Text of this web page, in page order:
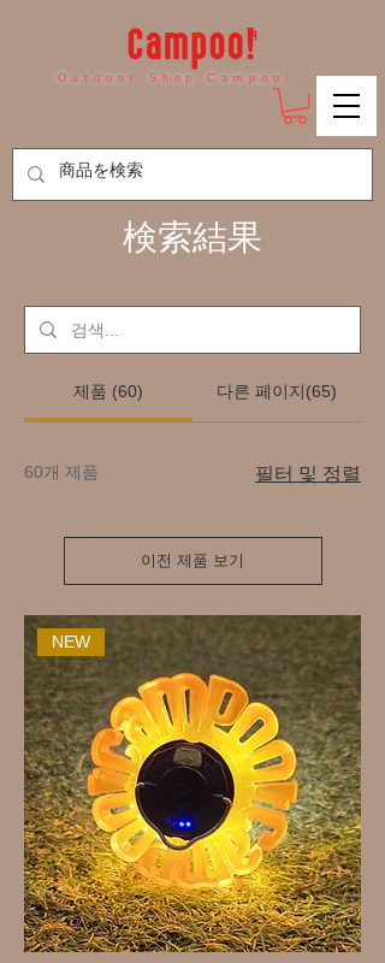
Outdoor Shop Campoo!
検索結果
제품 (60) 다른 페이지(65)
60개 제품 필터 및 정렬
이전 제품 보기
NEW